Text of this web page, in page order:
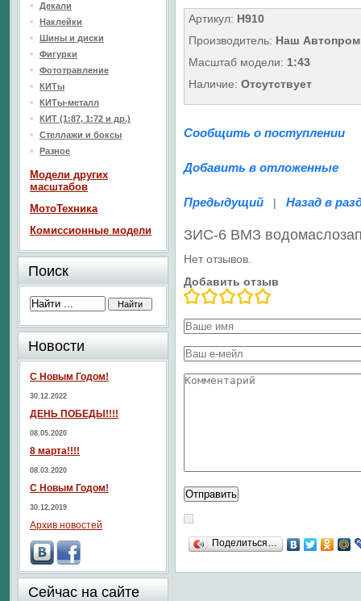
Артикул: Н910
Производитель: Наш Автопром
Масштаб модели: 1:43
Наличие: Отсутствует
Сообщить о поступлении
Добавить в отложенные
Предыдущий | Назад в
ЗИС-6 ВМЗ
Нет отзывов.
Добавить отзыв
Поделиться…
Декали
Наклейки
Шины и диски
Фигурки
Фототравление
КИТы
КИТы-металл
КИТ (1:87, 1:72 и др.)
Стеллажи и боксы
Разное
Модели других
масштабов
МотоТехника
Комиссионные модели
Поиск
Новости
С Новым Годом!
30.12.2022
ДЕНЬ ПОБЕДЫ!!!!
08.05.2020
8 марта!!!!
08.03.2020
С Новым Годом!
30.12.2019
Архив новостей
Сейчас на сайте